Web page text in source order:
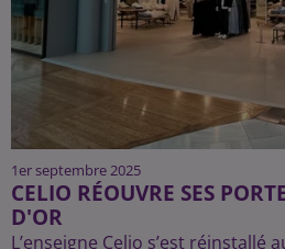
1er septembre 2025
CELIO RÉOUVRE SES
D'OR
L’enseigne Celio s’est réinstallé